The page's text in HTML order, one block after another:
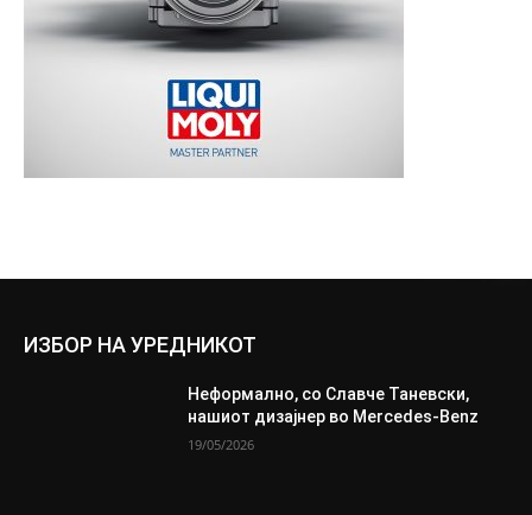
ИЗБОР НА УРЕДНИКОТ
Неформално, со Славче Таневски,
нашиот дизајнер во Mercedes-Benz
19/05/2026